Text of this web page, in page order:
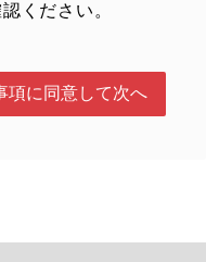
ください。
項に同意して次へ